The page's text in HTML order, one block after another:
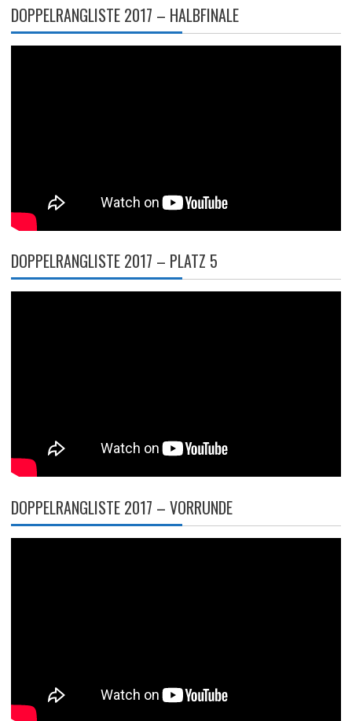
DOPPELRANGLISTE 2017 – HALBFINALE
DOPPELRANGLISTE 2017 – PLATZ 5
DOPPELRANGLISTE 2017 – VORRUNDE